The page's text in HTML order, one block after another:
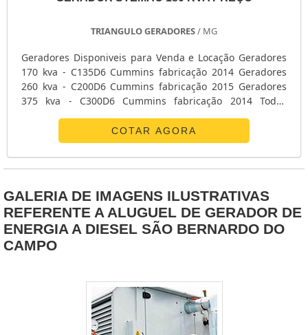
C. A. Equipamentos Eletrônicos é uma empresa que tem
idoneidade em tudo que faz onde comprova sua
TRIANGULO GERADORES/ MG
Geradores Disponiveis para Venda e Locação Geradores
170 kva - C135D6 Cummins fabricação 2014 Geradores
260 kva - C200D6 Cummins fabricação 2015 Geradores
375 kva - C300D6 Cummins fabricação 2014 Todos
Disponiveis para Venda e Locação superior a 30 dias
COTAR AGORA
GALERIA DE IMAGENS ILUSTRATIVAS
REFERENTE A ALUGUEL DE GERADOR DE
ENERGIA A DIESEL SÃO BERNARDO DO
CAMPO